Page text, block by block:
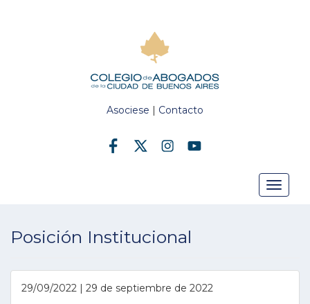
Asociese | Contacto
Toggle
Posición Institucional
29/09/2022 | 29 de septiembre de 2022